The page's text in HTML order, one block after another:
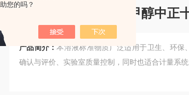
助您的吗？
CRM鸿蒙标准物质/甲醇中正
产品简介：本溶液标准物质广泛适用于卫生、环保
确认与评价、实验室质量控制，同时也适合计量系